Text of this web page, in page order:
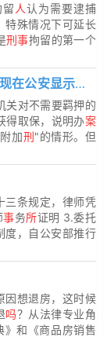
人认为需要逮捕
特殊情况下可延长
刑事拘留的第一个
公安显示在逃
关对不需要羁押的
得取保，说明办案
加刑"的情形。但
三条规定，律师凭
事务所证明 3.委托
度，自公安部推行
因想退房，这时候
吗？从法律专业角
》和《商品房销售